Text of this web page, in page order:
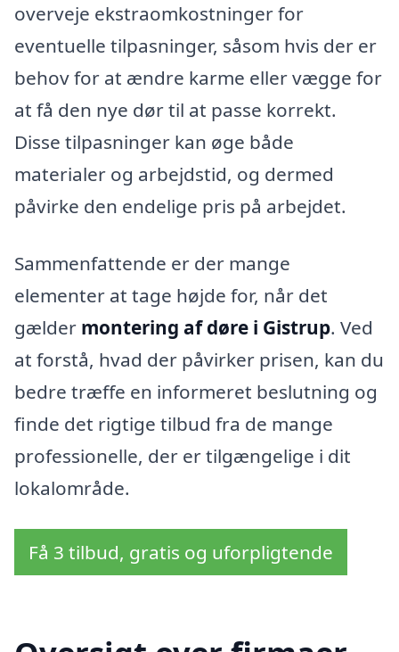
overveje ekstraomkostninger for
eventuelle tilpasninger, såsom hvis der er
behov for at ændre karme eller vægge for
at få den nye dør til at passe korrekt.
Disse tilpasninger kan øge både
materialer og arbejdstid, og dermed
påvirke den endelige pris på arbejdet.
Sammenfattende er der mange
elementer at tage højde for, når det
gælder montering af døre i Gistrup. Ved
at forstå, hvad der påvirker prisen, kan du
bedre træffe en informeret beslutning og
finde det rigtige tilbud fra de mange
professionelle, der er tilgængelige i dit
lokalområde.
Få 3 tilbud, gratis og uforpligtende